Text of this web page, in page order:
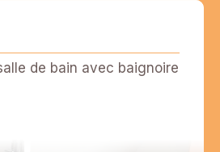
de bain avec baignoire